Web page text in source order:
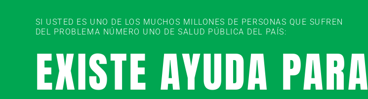
SI USTED ES UNO DE LOS MUCHOS MILLONES DE PERSONAS QUE SUFREN
DEL PROBLEMA NÚMERO UNO DE SALUD PÚBLICA DEL PAÍS:
EXISTE AYUDA PARA